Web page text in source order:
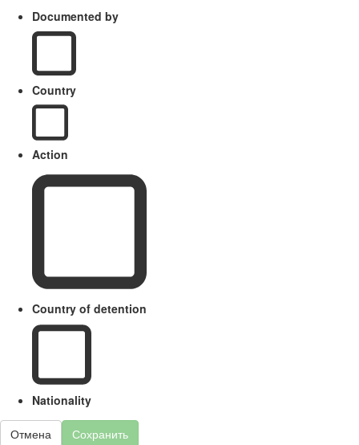
Documented by
Country
Action
Country of detention
Nationality
Отмена Сохранить